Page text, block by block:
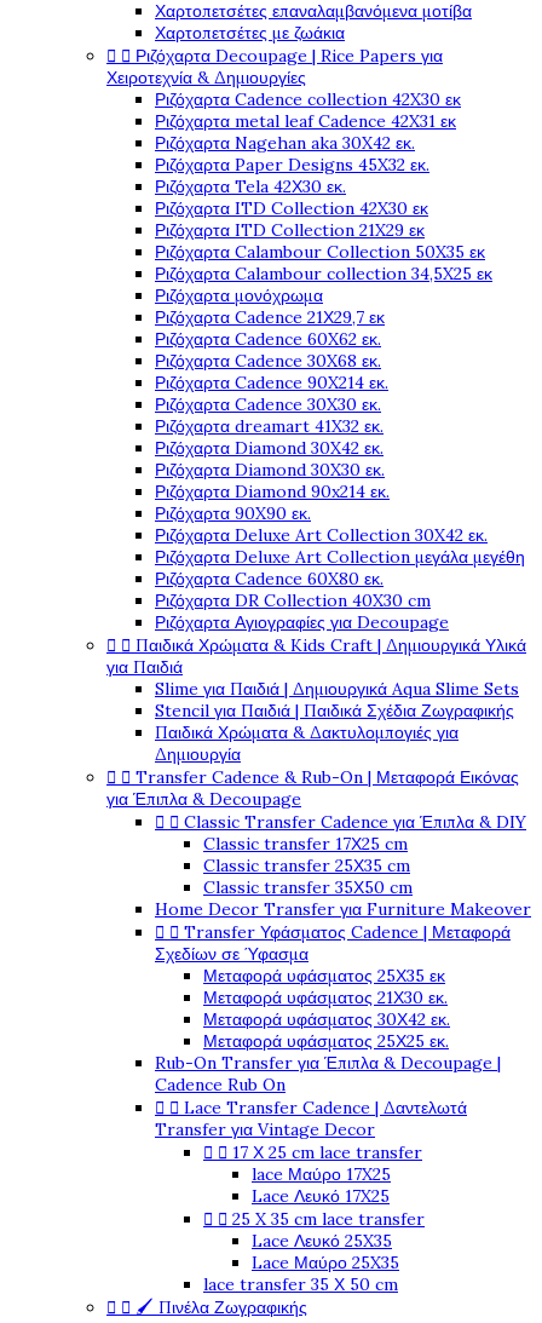
Χαρτοπετσέτες επαναλαμβανόμενα μοτίβα
Χαρτοπετσέτες με ζωάκια
  Ριζόχαρτα Decoupage | Rice Papers για
Χειροτεχνία & Δημιουργίες
Ριζόχαρτα Cadence collection 42X30 εκ
Ριζόχαρτα metal leaf Cadence 42X31 εκ
Ριζόχαρτα Nagehan aka 30X42 εκ.
Ριζόχαρτα Paper Designs 45X32 εκ.
Ριζόχαρτα Tela 42Χ30 εκ.
Ριζόχαρτα ITD Collection 42X30 εκ
Ριζόχαρτα ITD Collection 21X29 εκ
Ριζόχαρτα Calambour Collection 50X35 εκ
Ριζόχαρτα Calambour collection 34,5X25 εκ
Ριζόχαρτα μονόχρωμα
Ριζόχαρτα Cadence 21Χ29,7 εκ
Ριζόχαρτα Cadence 60X62 εκ.
Ριζόχαρτα Cadence 30X68 εκ.
Ριζόχαρτα Cadence 90X214 εκ.
Ριζόχαρτα Cadence 30X30 εκ.
Ριζόχαρτα dreamart 41X32 εκ.
Ριζόχαρτα Diamond 30X42 εκ.
Ριζόχαρτα Diamond 30X30 εκ.
Ριζόχαρτα Diamond 90x214 εκ.
Ριζόχαρτα 90X90 εκ.
Ριζόχαρτα Deluxe Art Collection 30X42 εκ.
Ριζόχαρτα Deluxe Art Collection μεγάλα μεγέθη
Ριζόχαρτα Cadence 60X80 εκ.
Ριζόχαρτα DR Collection 40X30 cm
Ριζόχαρτα Αγιογραφίες για Decoupage
  Παιδικά Χρώματα & Kids Craft | Δημιουργικά Υλικά
για Παιδιά
Slime για Παιδιά | Δημιουργικά Aqua Slime Sets
Stencil για Παιδιά | Παιδικά Σχέδια Ζωγραφικής
Παιδικά Χρώματα & Δακτυλομπογιές για
Δημιουργία
  Transfer Cadence & Rub-On | Μεταφορά Εικόνας
για Έπιπλα & Decoupage
  Classic Transfer Cadence για Έπιπλα & DIY
Classic transfer 17Χ25 cm
Classic transfer 25Χ35 cm
Classic transfer 35Χ50 cm
Home Decor Transfer για Furniture Makeover
  Transfer Υφάσματος Cadence | Μεταφορά
Σχεδίων σε Ύφασμα
Μεταφορά υφάσματος 25Χ35 εκ
Μεταφορά υφάσματος 21Χ30 εκ.
Μεταφορά υφάσματος 30Χ42 εκ.
Μεταφορά υφάσματος 25Χ25 εκ.
Rub-On Transfer για Έπιπλα & Decoupage |
Cadence Rub On
  Lace Transfer Cadence | Δαντελωτά
Transfer για Vintage Decor
  17 Χ 25 cm lace transfer
lace Μαύρο 17X25
Lace Λευκό 17X25
  25 X 35 cm lace transfer
Lace Λευκό 25X35
Lace Μαύρο 25X35
lace transfer 35 Χ 50 cm
  🖌️ Πινέλα Ζωγραφικής